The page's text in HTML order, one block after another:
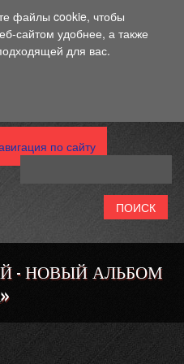
файлы cookie, чтобы
сайтом удобнее, а также
для вас.
по сайту
- НОВЫЙ АЛЬБОМ